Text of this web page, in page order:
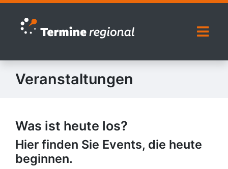
Zur Navigation springen
Zum Inhalt springen
Veranstaltungen
Was ist heute los?
Hier finden Sie Events, die heute
beginnen.